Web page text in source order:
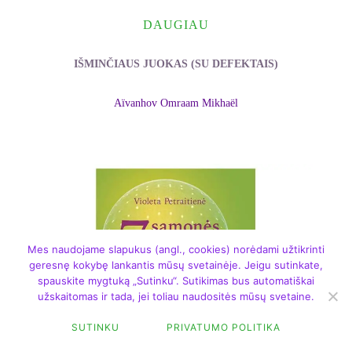
DAUGIAU
IŠMINČIAUS JUOKAS (SU DEFEKTAIS)
Aïvanhov Omraam Mikhaël
Mes naudojame slapukus (angl., cookies) norėdami užtikrinti
geresnę kokybę lankantis mūsų svetainėje. Jeigu sutinkate,
spauskite mygtuką „Sutinku“. Sutikimas bus automatiškai
užskaitomas ir tada, jei toliau naudositės mūsų svetaine.
SUTINKU PRIVATUMO POLITIKA